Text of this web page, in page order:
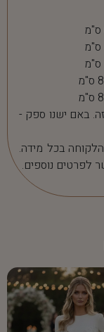
באם ישנו ספק -
בכל מידה.
לפרטים נוספים.